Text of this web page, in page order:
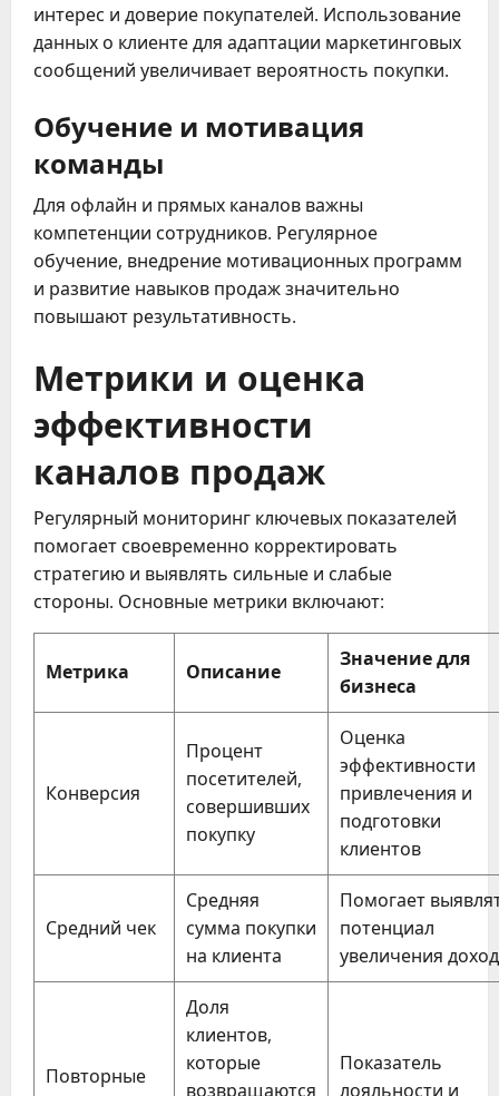
интерес и доверие покупателей. Использование
данных о клиенте для адаптации маркетинговых
сообщений увеличивает вероятность покупки.
Обучение и мотивация
команды
Для офлайн и прямых каналов важны
компетенции сотрудников. Регулярное
обучение, внедрение мотивационных программ
и развитие навыков продаж значительно
повышают результативность.
Метрики и оценка
эффективности
каналов продаж
Регулярный мониторинг ключевых показателей
помогает своевременно корректировать
стратегию и выявлять сильные и слабые
стороны. Основные метрики включают:
Метрика Описание
Значение для
бизнеса
Конверсия
Процент
посетителей,
совершивших
покупку
Оценка
эффективности
привлечения и
подготовки
клиентов
Средний чек
Средняя
сумма покупки
на клиента
Помогает
потенциал
увеличения
Повторные
Доля
клиентов,
которые
возвращаются
Показатель
лояльности и